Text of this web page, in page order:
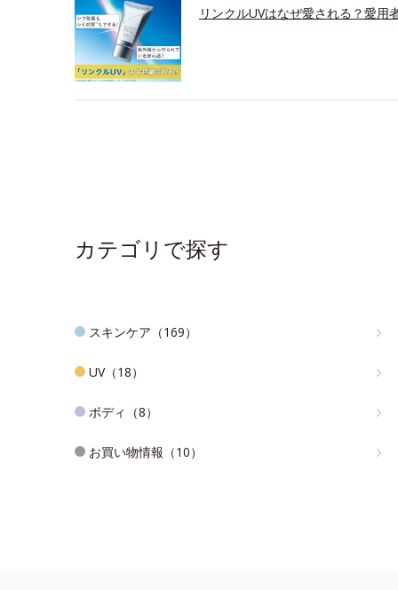
リンクルUVはなぜ愛される？愛
カテゴリで探す
スキンケア（169）
UV（18）
ボディ（8）
お買い物情報（10）